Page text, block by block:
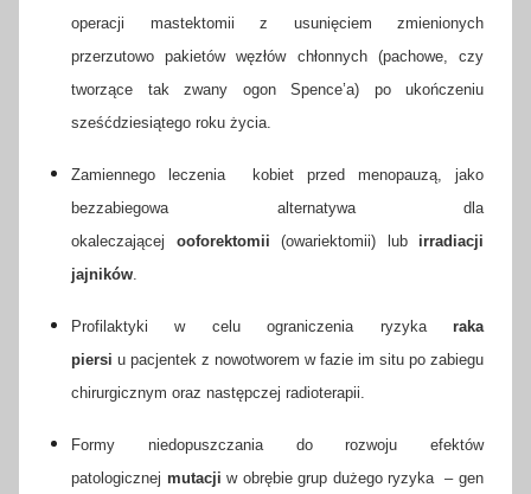
operacji mastektomii z usunięciem zmienionych
przerzutowo pakietów węzłów chłonnych (pachowe, czy
tworzące tak zwany ogon Spence’a) po ukończeniu
sześćdziesiątego roku życia.
Zamiennego leczenia kobiet przed menopauzą, jako
bezzabiegowa alternatywa dla
okaleczającej ooforektomii (owariektomii) lub irradiacji
jajników
Profilaktyki w celu ograniczenia ryzyka raka
piersi u pacjentek z nowotworem w fazie im situ po zabiegu
chirurgicznym oraz następczej radioterapii.
Formy niedopuszczania do rozwoju efektów
patologicznej mutacji w obrębie grup dużego ryzyka – gen